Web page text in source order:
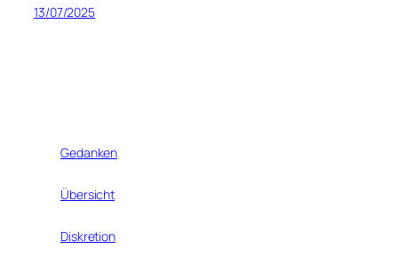
13/07/2025
Gedanken
Übersicht
Diskretion